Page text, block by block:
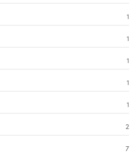
1
1
1
1
1
2
7